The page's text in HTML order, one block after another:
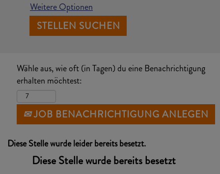
Weitere Optionen
Wähle aus, wie oft (in Tagen) du eine Benachrichtigung
erhalten möchtest:
JOB BENACHRICHTIGUNG ANLEGEN
Diese Stelle wurde leider bereits besetzt.
Diese Stelle wurde bereits besetzt